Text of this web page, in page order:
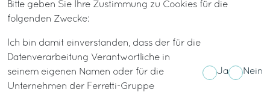
Bitte geben Sie Ihre Zustimmung zu Cookies für die
folgenden Zwecke:
Ich bin damit einverstanden, dass der für die
Datenverarbeitung Verantwortliche in
seinem eigenen Namen oder für die
Unternehmen der Ferretti-Gruppe
Ja Nein